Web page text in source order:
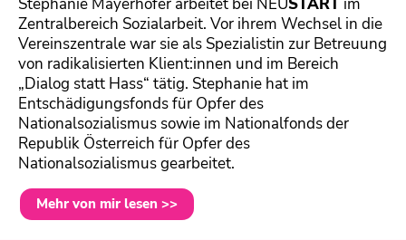
Stephanie Mayerhofer arbeitet bei NEUSTART im
Zentralbereich Sozialarbeit. Vor ihrem Wechsel in die
Vereinszentrale war sie als Spezialistin zur Betreuung
von radikalisierten Klient:innen und im Bereich
„Dialog statt Hass“ tätig. Stephanie hat im
Entschädigungsfonds für Opfer des
Nationalsozialismus sowie im Nationalfonds der
Republik Österreich für Opfer des
Nationalsozialismus gearbeitet.
Mehr von mir lesen >>